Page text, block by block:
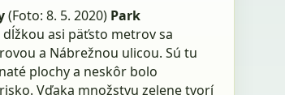
(Foto: 8. 5. 2020) Park
asi päťsto metrov sa
a Nábrežnou ulicou. Sú tu
plochy a neskôr bolo
Vďaka množstvu zelene tvorí